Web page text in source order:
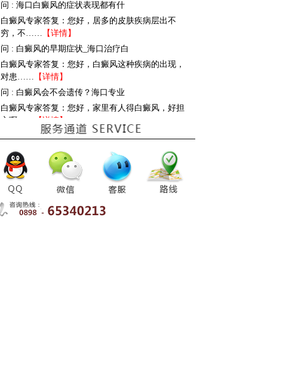
问 : 海口白癜风的症状表现都有什
白癜风专家答复：您好，居多的皮肤疾病层出不
穷，不…… 【详情】
问 : 白癜风的早期症状_海口治疗白
白癜风专家答复：您好，白癜风这种疾病的出现，
对患…… 【详情】
问 : 白癜风会不会遗传？海口专业
白癜风专家答复：您好，家里有人得白癜风，好担
心啊……
【详情】